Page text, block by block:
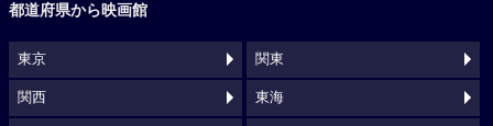
都道府県から映画館
東京 関東
関西 東海